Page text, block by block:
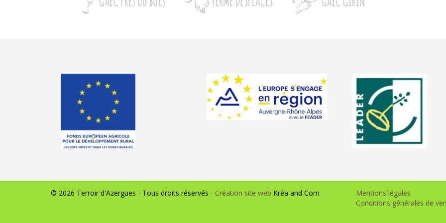
© 2026 Terroir d'Azergues - Tous droits réservés - Création site web Kréa and Com
Mentions légales
Conditions générales de